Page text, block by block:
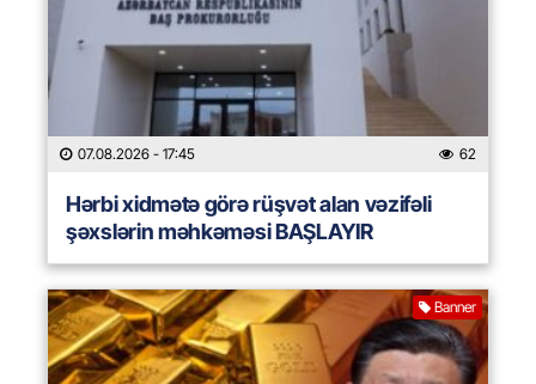
07.08.2026 - 17:45 62
Hərbi xidmətə görə rüşvət alan vəzifəli
şəxslərin məhkəməsi BAŞLAYIR
Banner